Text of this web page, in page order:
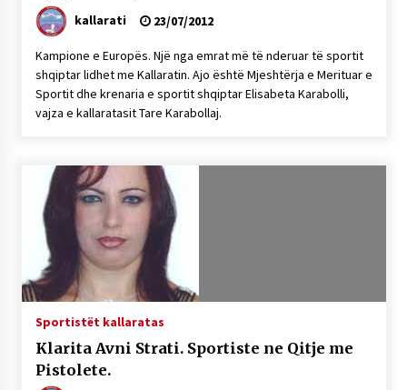
kallarati 23/07/2012
Kampione e Europës. Një nga emrat më të nderuar të sportit
shqiptar lidhet me Kallaratin. Ajo është Mjeshtërja e Merituar e
Sportit dhe krenaria e sportit shqiptar Elisabeta Karabolli,
vajza e kallaratasit Tare Karabollaj.
Sportistët kallaratas
Klarita Avni Strati. Sportiste ne Qitje me
Pistolete.